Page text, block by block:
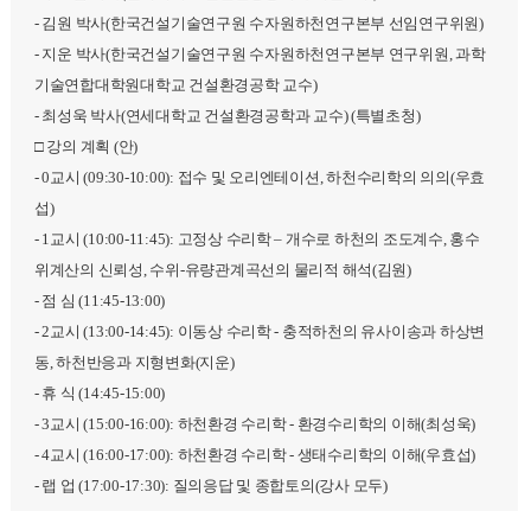
- 김원 박사(한국건설기술연구원 수자원하천연구본부 선임연구위원)
- 지운 박사(한국건설기술연구원 수자원하천연구본부 연구위원, 과학
기술연합대학원대학교 건설환경공학 교수)
- 최성욱 박사(연세대학교 건설환경공학과 교수) (특별초청)
□ 강의 계획 (안)
- 0교시 (09:30-10:00): 접수 및 오리엔테이션, 하천수리학의 의의(우효
섭)
- 1교시 (10:00-11:45): 고정상 수리학 – 개수로 하천의 조도계수, 홍수
위계산의 신뢰성, 수위-유량관계곡선의 물리적 해석(김원)
- 점 심 (11:45-13:00)
- 2교시 (13:00-14:45): 이동상 수리학 - 충적하천의 유사이송과 하상변
동, 하천반응과 지형변화(지운)
- 휴 식 (14:45-15:00)
- 3교시 (15:00-16:00): 하천환경 수리학 - 환경수리학의 이해(최성욱)
- 4교시 (16:00-17:00): 하천환경 수리학 - 생태수리학의 이해(우효섭)
- 랩 업 (17:00-17:30): 질의응답 및 종합토의(강사 모두)